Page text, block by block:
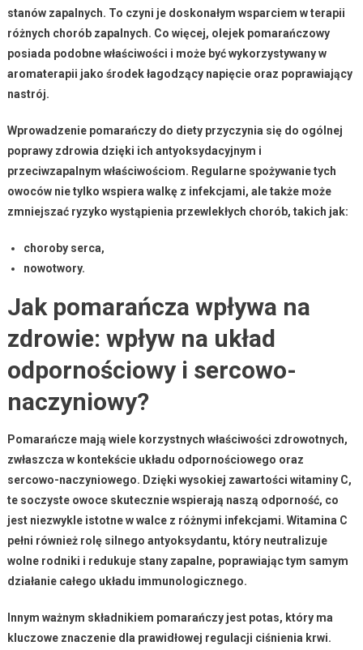
stanów zapalnych. To czyni je doskonałym wsparciem w terapii
różnych chorób zapalnych. Co więcej, olejek pomarańczowy
posiada podobne właściwości i może być wykorzystywany w
aromaterapii jako środek łagodzący napięcie oraz poprawiający
nastrój.
Wprowadzenie pomarańczy do diety przyczynia się do ogólnej
poprawy zdrowia dzięki ich antyoksydacyjnym i
przeciwzapalnym właściwościom. Regularne spożywanie tych
owoców nie tylko wspiera walkę z infekcjami, ale także może
zmniejszać ryzyko wystąpienia przewlekłych chorób, takich jak:
choroby serca,
nowotwory.
Jak pomarańcza wpływa na
zdrowie: wpływ na układ
odpornościowy i sercowo-
naczyniowy?
Pomarańczemają wiele korzystnych właściwości zdrowotnych,
zwłaszcza w kontekście układu odpornościowego oraz
sercowo-naczyniowego. Dzięki wysokiej zawartości witaminy C,
te soczyste owoce skutecznie wspierają naszą odporność, co
jest niezwykle istotne w walce z różnymi infekcjami. Witamina C
pełni również rolę silnego antyoksydantu, który neutralizuje
wolne rodniki i redukuje stany zapalne, poprawiając tym samym
działanie całego układu immunologicznego.
Innym ważnym składnikiem pomarańczy jest potas, który ma
kluczowe znaczenie dla prawidłowej regulacji ciśnienia krwi.